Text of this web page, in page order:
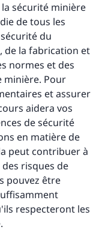
sécurité minière
de tous les
du
de la fabrication et
normes et des
minière. Pour
et assurer
aidera vos
de sécurité
en matière de
peut contribuer à
risques de
pouvez être
respecteront les